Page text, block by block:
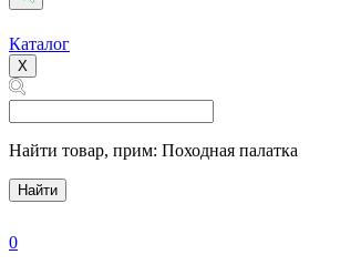
Каталог
X
Найти товар, прим: Походная палатка
Найти
0